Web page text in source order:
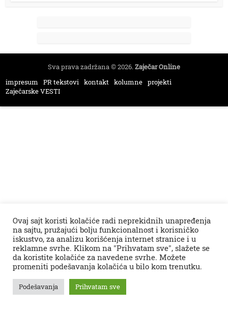
Sva prava zadržana © 2026.Zaječar Online
impresum
PR tekstovi kontakt kolumne projekti
Zaječarske VESTI
Ovaj sajt koristi kolačiće radi neprekidnih unapređenja
na sajtu, pružajući bolju funkcionalnost i korisničko
iskustvo, za analizu korišćenja internet stranice i u
reklamne svrhe. Klikom na "Prihvatam sve", slažete se
da koristite kolačiće za navedene svrhe. Možete
promeniti podešavanja kolačića u bilo kom trenutku.
Podešavanja Prihvatam sve